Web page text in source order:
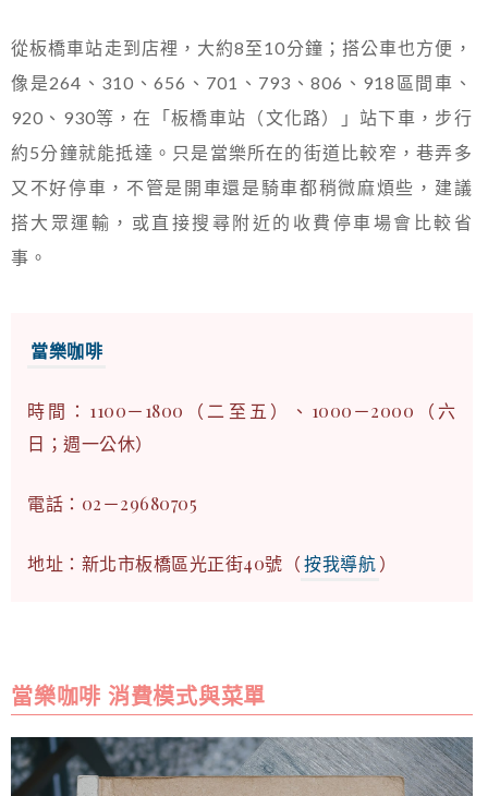
從板橋車站走到店裡，大約8至10分鐘；搭公車也方便，
像是264、310、656、701、793、806、918區間車、
920、930等，在「板橋車站（文化路）」站下車，步行
約5分鐘就能抵達。只是當樂所在的街道比較窄，巷弄多
又不好停車，不管是開車還是騎車都稍微麻煩些，建議
搭大眾運輸，或直接搜尋附近的收費停車場會比較省
事。
當樂咖啡
時間：1100－1800（二至五）、1000－2000（六
日；週一公休）
電話：02－29680705
地址：新北市板橋區光正街40號（按我導航）
當樂咖啡 消費模式與菜單